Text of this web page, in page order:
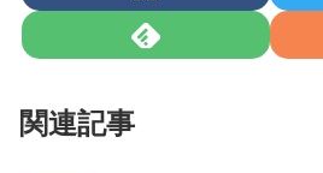
関連記事